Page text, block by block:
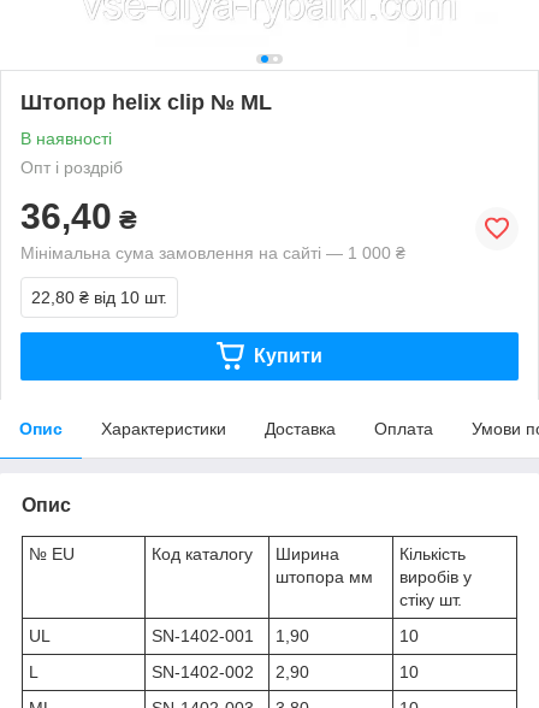
Штопор helix clip № ML
В наявності
Опт і роздріб
36,40 ₴
Мінімальна сума замовлення на сайті — 1 000 ₴
22,80 ₴ від 10 шт.
Купити
Опис Характеристики Доставка Оплата Умови
Опис
№ EU Код каталогу
Ширина
штопора мм
Кількість
виробів у
стіку шт.
UL
SN-1402-001 1,90
10
L
SN-1402-002 2,90
10